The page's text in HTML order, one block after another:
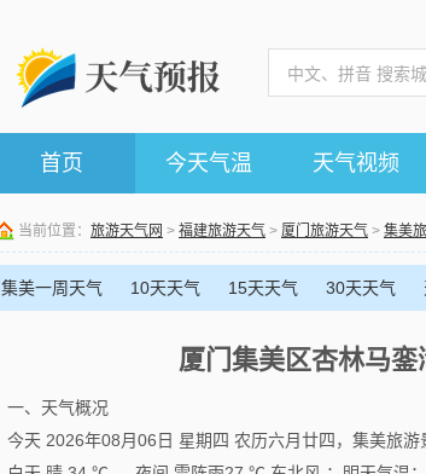
首页 今天气温 天气视频
当前位置： 旅游天气网 > 福建旅游天气 > 厦门旅游天气 > 集美
集美一周天气 10天天气 15天天气 30天天气
厦门集美区杏林马
一、天气概况
今天 2026年08月06日 星期四 农历六月廿四，集美旅